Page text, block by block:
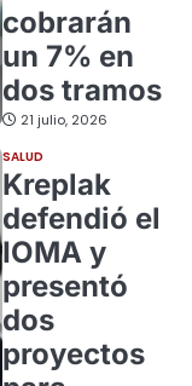
cobrarán
un 7% en
dos tramos
21 julio, 2026
SALUD
Kreplak
defendió el
IOMA y
presentó
dos
proyectos